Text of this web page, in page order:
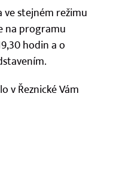
stejném režimu
na programu
hodin a o
v Řeznické Vám